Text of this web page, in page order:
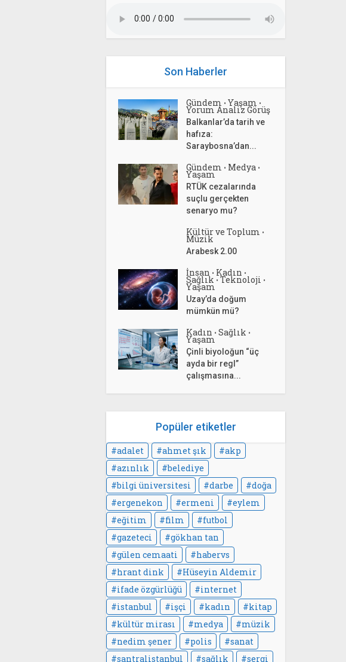
Son Haberler
Gündem • Yaşam •
Yorum Analiz Görüş
Balkanlar’da tarih ve
hafıza:
Saraybosna’dan...
Gündem • Medya •
Yaşam
RTÜK cezalarında
suçlu gerçekten
senaryo mu?
Kültür ve Toplum •
Müzik
Arabesk 2.00
İnsan • Kadın •
Sağlık • Teknoloji •
Yaşam
Uzay’da doğum
mümkün mü?
Kadın • Sağlık •
Yaşam
Çinli biyoloğun “üç
ayda bir regl”
çalışmasına...
Popüler etiketler
adalet ahmet şık
akp
azınlık
belediye
bilgi üniversitesi
darbe
doğa
ergenekon
ermeni
eylem
eğitim
film
futbol
gazeteci
gökhan tan
gülen cemaati
habervs
hrant dink
Hüseyin Aldemir
ifade özgürlüğü
internet
istanbul
işçi kadın
kitap
kültür mirası
medya
müzik
nedim şener
polis
sanat
santralistanbul
sağlık sergi